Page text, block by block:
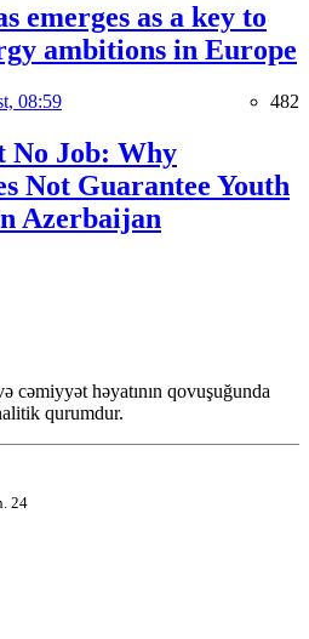
emerges as a key to
ambitions in Europe
08:59 482
No Job: Why
Not Guarantee Youth
Azerbaijan
cəmiyyət həyatının qovuşuğunda
qurumdur.
24